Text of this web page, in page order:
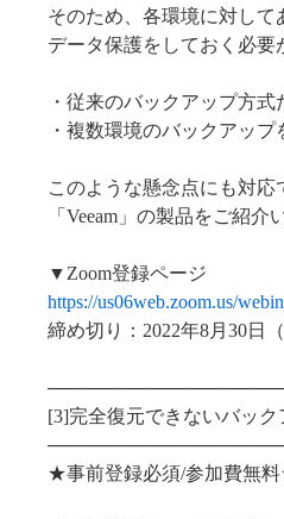
そのため、各環境に対し
データ保護をしておく必
・従来のバックアップ方
・複数環境のバックアッ
このような懸念点にも対
「Veeam」の製品をご紹介
▼Zoom登録ページ
https://us06web.zoom.us/
締め切り：2022年8月30日
[3]完全復元できないバッ
★事前登録必須/参加費無